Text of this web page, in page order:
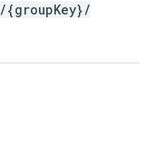
/{groupKey}/